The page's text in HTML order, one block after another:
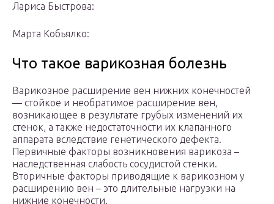
Лариса Быстрова:
Марта Кобьялко:
Что такое варикозная болезнь
Варикозное расширение вен нижних конечностей
— стойкое и необратимое расширение вен,
возникающее в результате грубых изменений их
стенок, а также недостаточности их клапанного
аппарата вследствие генетического дефекта.
Первичные факторы возникновения варикоза –
наследственная слабость сосудистой стенки.
Вторичные факторы приводящие к варикозном у
расширению вен – это длительные нагрузки на
нижние конечности.